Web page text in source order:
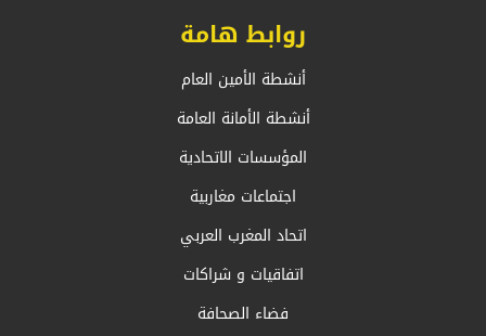
روابط هامة
أنشطة الأمين العام
أنشطة الأمانة العامة
المؤسسات الاتحادية
اجتماعات مغاربية
اتحاد المغرب العربي
اتفاقيات و شراكات
فضاء الصحافة